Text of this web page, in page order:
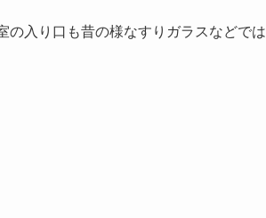
の入り口も昔の様なすりガラスなどでは